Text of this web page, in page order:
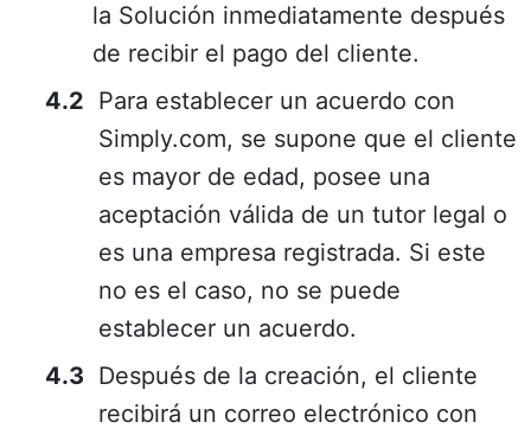
la Solución inmediatamente después
de recibir el pago del cliente.
Para establecer un acuerdo con
Simply.com, se supone que el cliente
es mayor de edad, posee una
aceptación válida de un tutor legal o
es una empresa registrada. Si este
no es el caso, no se puede
establecer un acuerdo.
Después de la creación, el cliente
recibirá un correo electrónico con